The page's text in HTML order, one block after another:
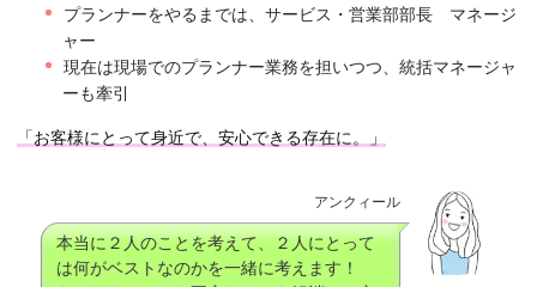
プランナーをやるまでは、サービス・営業部部長 マネージ
ャー
現在は現場でのプランナー業務を担いつつ、統括マネージャ
ーも牽引
「お客様にとって身近で、安心できる存在に。」
アンクィール
本当に２人のことを考えて、２人にとって
は何がベストなのかを一緒に考えます！